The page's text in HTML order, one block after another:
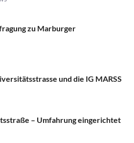
zu Marburger
und die IG MARSS
­– Umfahrung eingerichtet